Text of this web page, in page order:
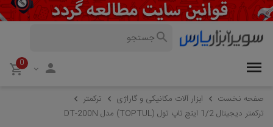
0
صفحه نخست ابزار آلات مکانیکی و گاراژی
ترکمتر
ترکمتر دیجیتال 1/2 اینچ تاپ تول (TOPTUL) مدل DT-200N